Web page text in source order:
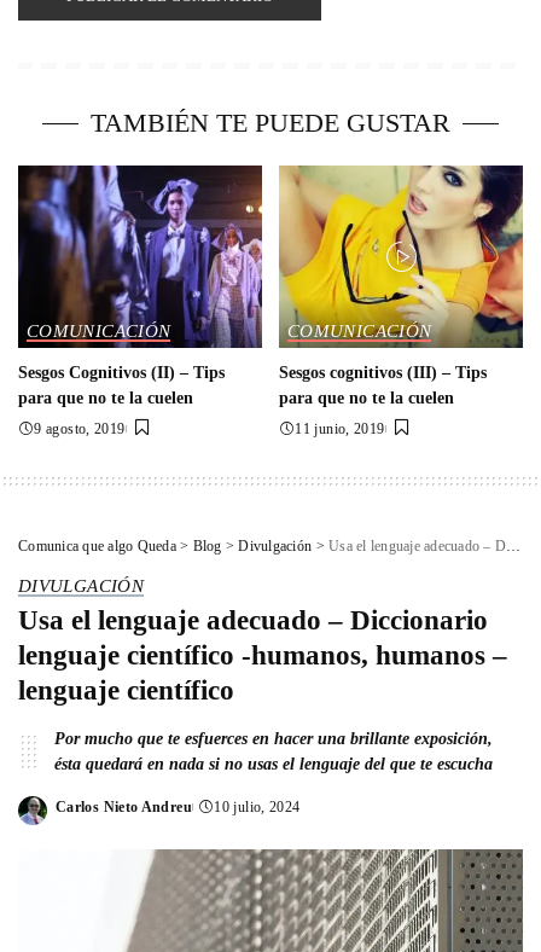
TAMBIÉN TE PUEDE GUSTAR
COMUNICACIÓN
Sesgos Cognitivos (II) – Tips
para que no te la cuelen
9 agosto, 2019
COMUNICACIÓN
Sesgos cognitivos (III) – Tips
para que no te la cuelen
11 junio, 2019
Comunica que algo Queda> Blog >Divulgación >Usa el lenguaje adecuado – Diccionario lenguaje científico -humanos, humanos – lenguaje científico
DIVULGACIÓN
Usa el lenguaje adecuado – Diccionario
lenguaje científico -humanos, humanos –
lenguaje científico
Por mucho que te esfuerces en hacer una brillante exposición,
ésta quedará en nada si no usas el lenguaje del que te escucha
Posted
Carlos Nieto Andreu 10 julio, 2024